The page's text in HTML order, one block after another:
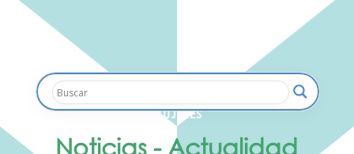
Noticias - Actualidad
LOS JUEGOS OLÍMPICOS DE LAS
MUJERES